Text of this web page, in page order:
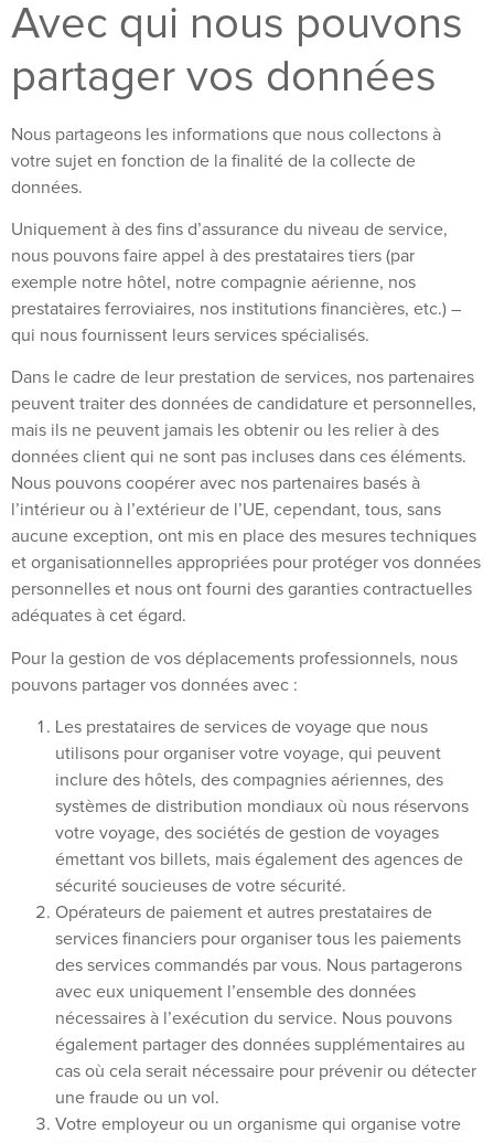
Avec qui nous pouvons
partager vos données
Nous partageons les informations que nous collectons à
votre sujet en fonction de la finalité de la collecte de
données.
Uniquement à des fins d’assurance du niveau de service,
nous pouvons faire appel à des prestataires tiers (par
exemple notre hôtel, notre compagnie aérienne, nos
prestataires ferroviaires, nos institutions financières, etc.) –
qui nous fournissent leurs services spécialisés.
Dans le cadre de leur prestation de services, nos partenaires
peuvent traiter des données de candidature et personnelles,
mais ils ne peuvent jamais les obtenir ou les relier à des
données client qui ne sont pas incluses dans ces éléments.
Nous pouvons coopérer avec nos partenaires basés à
l’intérieur ou à l’extérieur de l’UE, cependant, tous, sans
aucune exception, ont mis en place des mesures techniques
et organisationnelles appropriées pour protéger vos données
personnelles et nous ont fourni des garanties contractuelles
adéquates à cet égard.
Pour la gestion de vos déplacements professionnels, nous
pouvons partager vos données avec :
Les prestataires de services de voyage que nous
utilisons pour organiser votre voyage, qui peuvent
inclure des hôtels, des compagnies aériennes, des
systèmes de distribution mondiaux où nous réservons
votre voyage, des sociétés de gestion de voyages
émettant vos billets, mais également des agences de
sécurité soucieuses de votre sécurité.
Opérateurs de paiement et autres prestataires de
services financiers pour organiser tous les paiements
des services commandés par vous. Nous partagerons
avec eux uniquement l’ensemble des données
nécessaires à l’exécution du service. Nous pouvons
également partager des données supplémentaires au
cas où cela serait nécessaire pour prévenir ou détecter
une fraude ou un vol.
Votre employeur ou un organisme qui organise votre